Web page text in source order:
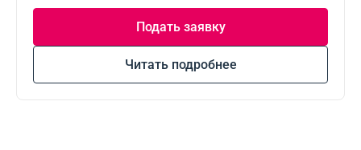
Подать заявку
Читать подробнее